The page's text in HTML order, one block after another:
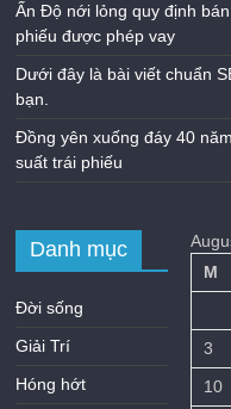
Ấn Độ nới lỏng quy định
phiếu được phép vay
Dưới đây là bài viết chuẩn
bạn.
Đồng yên xuống đáy 40
suất trái phiếu
Danh mục
Đời sống
Giải Trí
Hóng hớt
M
3
10